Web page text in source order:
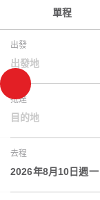
單程
出發
出發地
抵達
目的地
去程
2026年8月10日週一